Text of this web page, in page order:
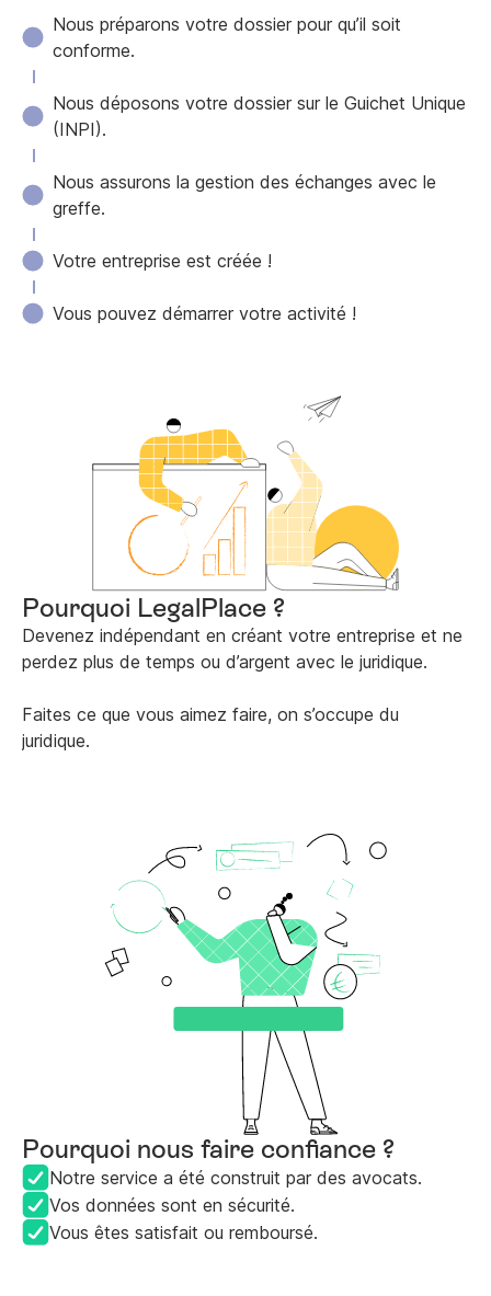
Nous préparons votre dossier pour qu’il soit
conforme.
Nous déposons votre dossier sur le Guichet Unique
(INPI).
Nous assurons la gestion des échanges avec le
greffe.
Votre entreprise est créée !
Vous pouvez démarrer votre activité !
Pourquoi LegalPlace ?
Devenez indépendant en créant votre entreprise et ne
perdez plus de temps ou d’argent avec le juridique.
Faites ce que vous aimez faire, on s’occupe du
juridique.
Pourquoi nous faire confiance ?
Notre service a été construit par des avocats.
Vos données sont en sécurité.
Vous êtes satisfait ou remboursé.